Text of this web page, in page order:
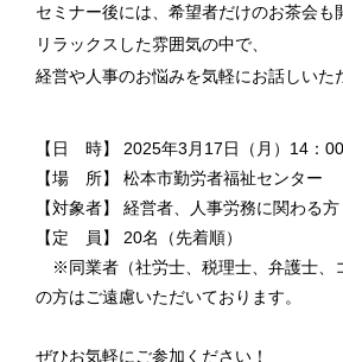
セミナー後には、希望者だけのお茶会も
リラックスした雰囲気の中で、
経営や人事のお悩みを気軽にお話しいた
【日 時】 2025年3月17日（月）14：
【場 所】 松本市勤労者福祉センター
【対象者】 経営者、人事労務に関わる方
【定 員】 20名（先着順）
※同業者（社労士、税理士、弁護士、
の方はご遠慮いただいております。
ぜひお気軽にご参加ください！